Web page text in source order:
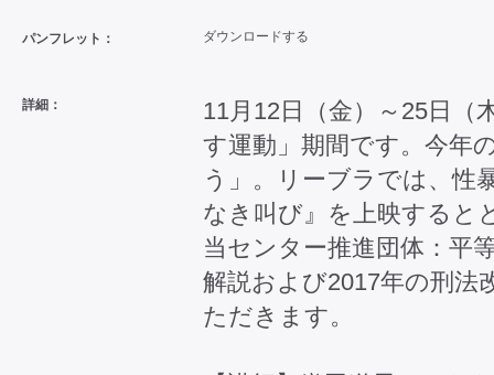
パンフレット： ダウンロードする
詳細：
11月12日（金）～25日（
す運動」期間です。今年
う」。リーブラでは、性
なき叫び』を上映すると
当センター推進団体：平
解説および2017年の刑法
ただきます。